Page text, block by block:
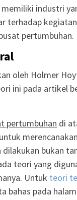
memiliki industri
terhadap
pertumbuhan.
oleh Holmer
ini pada artikel
pertumbuhan di
bukan
teori yang
Untuk teori
bahas pada